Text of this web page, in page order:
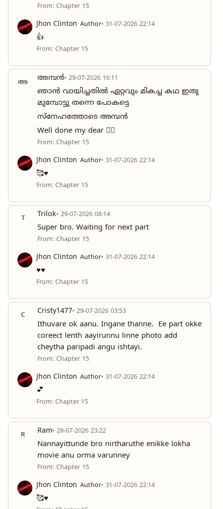
From: Chapter 15
Jhon Clinton Author• 31-07-2026 22:14
👍
From: Chapter 15
അ അമ്പൻ• 29-07-2026 16:11
ഞാൻ വായിച്ചതിൽ ഏറ്റവും മികച്ച കഥ ഇതു
മുമ്പോട്ടു തന്നെ പോകട്ടെ
സ്നേഹത്തോടെ അമ്പൻ
Well done my dear ❤️‍🔥
From: Chapter 15
Jhon Clinton Author• 31-07-2026 22:14
🥰♥️
From: Chapter 15
T Trilok• 29-07-2026 08:14
Super bro. Waiting for next part
From: Chapter 15
Jhon Clinton Author• 31-07-2026 22:14
♥️♥️
From: Chapter 15
C Cristy1477• 29-07-2026 03:53
Ithuvare ok aanu. Ingane thanne. Ee part okke
coreect lenth aayirunnu linne photo add
cheytha paripadi angu ishtayi.
From: Chapter 15
Jhon Clinton Author• 31-07-2026 22:14
💕
From: Chapter 15
R Ram• 28-07-2026 23:22
Nannayittunde bro nirtharuthe enikke lokha
movie anu orma varunney
From: Chapter 15
Jhon Clinton Author• 31-07-2026 22:14
🥰♥️